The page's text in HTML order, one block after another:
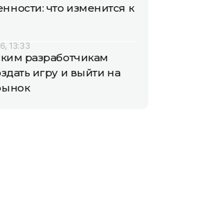
что изменится к
13:33
разработчикам
игру и выйти на